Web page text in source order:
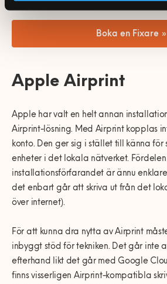
Boka en Fixare »
Apple Airprint
Apple har valt en helt annan
Airprint-lösning. Med Airprint kopplas
konto. Den ger sig i stället till känna
enheter i det lokala nätverket.
installationsförfarandet är ännu
det enbart går att skriva ut från det
över internet).
För att kunna dra nytta av Airprint
inbyggt stöd för tekniken. Det går inte
efterhand likt det går med Google
finns visserligen Airprint-kompatibla